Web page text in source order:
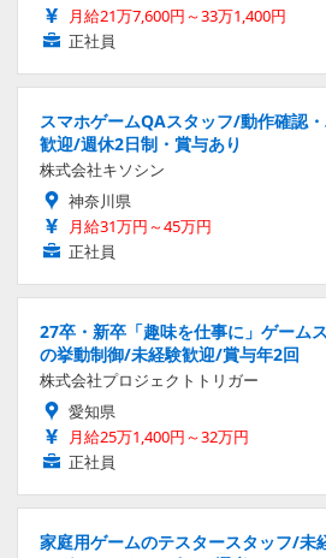
月給21万7,600円～33万1,400円
正社員
スマホゲームQAスタッフ/動作確認
歓迎/週休2日制・賞与あり
株式会社キソシン
神奈川県
月給31万円～45万円
正社員
27卒・新卒「趣味を仕事に」ゲーム
の挙動制御/未経験歓迎/賞与年2回
株式会社プロジェクトトリガー
愛知県
月給25万1,400円～32万円
正社員
家庭用ゲームのテスタースタッフ/未